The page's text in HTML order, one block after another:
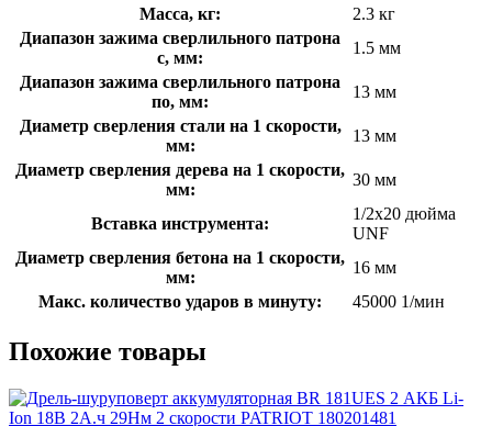
Масса, кг:
2.3 кг
Диапазон зажима сверлильного патрона
с, мм:
1.5 мм
Диапазон зажима сверлильного патрона
по, мм:
13 мм
Диаметр сверления стали на 1 скорости,
мм:
13 мм
Диаметр сверления дерева на 1 скорости,
мм:
30 мм
Вставка инструмента:
1/2х20 дюйма
UNF
Диаметр сверления бетона на 1 скорости,
мм:
16 мм
Макс. количество ударов в минуту:
45000 1/мин
Похожие товары